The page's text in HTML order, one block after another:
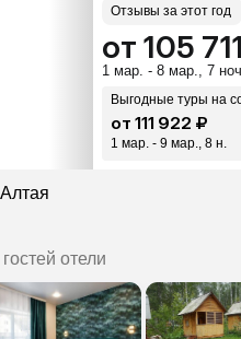
Отзывы за этот год
от 105
1 мар. - 8 мар., 7
Выгодные туры на
от 111 922 ₽
1 мар. - 9 мар., 8 н.
отели